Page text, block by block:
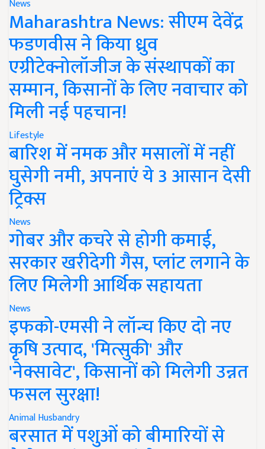
News
Maharashtra News: सीएम देवेंद्र
फडणवीस ने किया ध्रुव
एग्रीटेक्नोलॉजीज के संस्थापकों का
सम्मान, किसानों के लिए नवाचार को
मिली नई पहचान!
Lifestyle
बारिश में नमक और मसालों में नहीं
घुसेगी नमी, अपनाएं ये 3 आसान देसी
ट्रिक्स
News
गोबर और कचरे से होगी कमाई,
सरकार खरीदेगी गैस, प्लांट लगाने के
लिए मिलेगी आर्थिक सहायता
News
इफको-एमसी ने लॉन्च किए दो नए
कृषि उत्पाद, 'मित्सुकी' और
'नेक्सावेट', किसानों को मिलेगी उन्नत
फसल सुरक्षा!
Animal Husbandry
बरसात में पशुओं को बीमारियों से